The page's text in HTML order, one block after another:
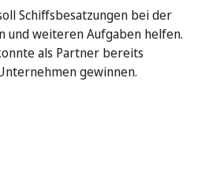
Schiffsbesatzungen bei der
und weiteren Aufgaben helfen.
als Partner bereits
gewinnen.